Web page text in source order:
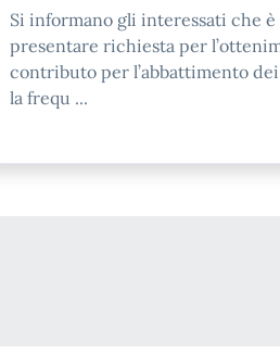
Si informano gli interessati che è
presentare richiesta per
contributo per l’abbattimento
la frequ ...